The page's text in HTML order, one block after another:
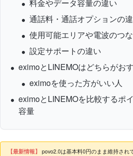
料金やデータ容量の違い
通話料・通話オプションの
使用可能エリアや電波のつ
設定サポートの違い
eximoとLINEMOはどちらがお
eximoを使った方がいい人
eximoとLINEMOを比較するポ
容量
【最新情報】 povo2.0は基本料0円のまま維持され